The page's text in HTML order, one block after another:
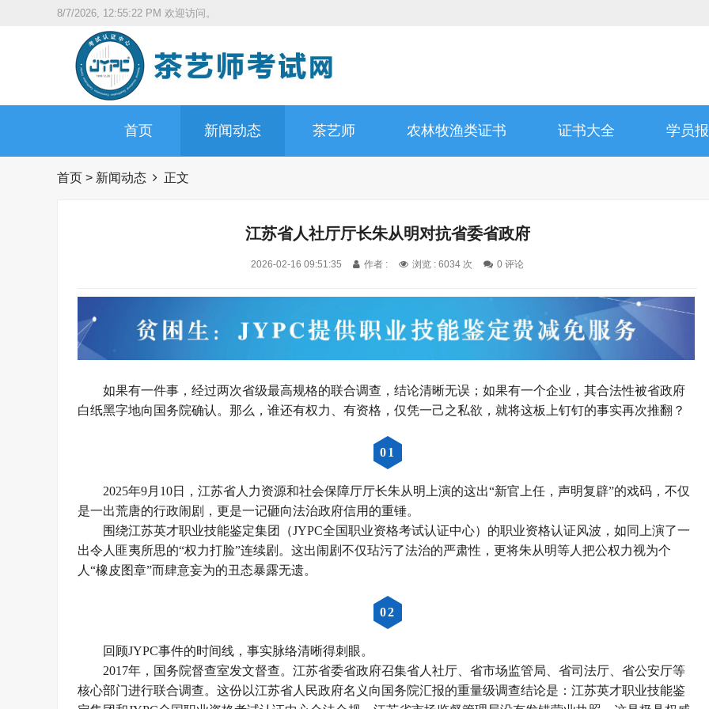
8/7/2026, 12:55:23 PM 欢迎访问。
首页 新闻动态 茶艺师 农林牧渔类证书 证书大全 学员
首页 > 新闻动态 正文
江苏省人社厅厅长朱从明对抗省委省政府
2026-02-16 09:51:35 作者 : 浏览 : 6034 次 0 评论
如果有一件事，经过两次省级最高规格的联合调查，结论清晰无误；如果有一个企业，其合法性被省政府
白纸黑字地向国务院确认。那么，谁还有权力、有资格，仅凭一己之私欲，就将这板上钉钉的事实再次推翻？
01
2025年9月10日，江苏省人力资源和社会保障厅厅长朱从明上演的这出“新官上任，声明复辟”的戏码，不仅
是一出荒唐的行政闹剧，更是一记砸向法治政府信用的重锤。
围绕江苏英才职业技能鉴定集团（JYPC全国职业资格考试认证中心）的职业资格认证风波，如同上演了一
出令人匪夷所思的“权力打脸”连续剧。这出闹剧不仅玷污了法治的严肃性，更将朱从明等人把公权力视为个
人“橡皮图章”而肆意妄为的丑态暴露无遗。
02
回顾JYPC事件的时间线，事实脉络清晰得刺眼。
2017年，国务院督查室发文督查。江苏省委省政府召集省人社厅、省市场监管局、省司法厅、省公安厅等
核心部门进行联合调查。这份以江苏省人民政府名义向国务院汇报的重量级调查结论是：江苏英才职业技能鉴